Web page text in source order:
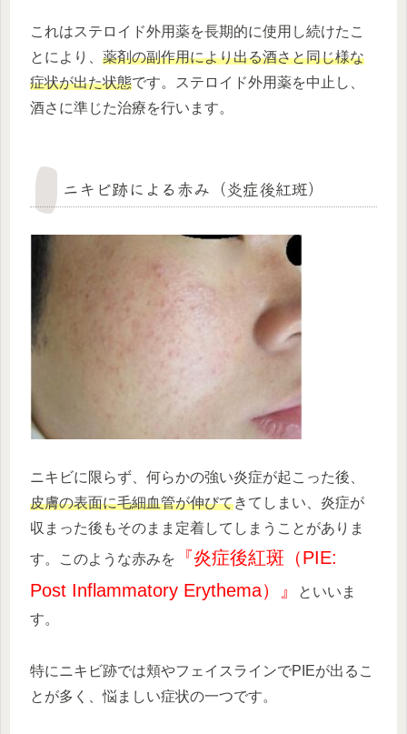
これはステロイド外用薬を長期的に使用し続けたこ
とにより、 薬剤の副作用により出る酒さと同じ様な
症状が出た状態です。ステロイド外用薬を中止し、
酒さに準じた治療を行います。
ニキビ跡による赤み（炎症後紅斑）
ニキビに限らず、何らかの強い炎症が起こった後、
皮膚の表面に毛細血管が伸びてきてしまい、炎症が
収まった後もそのまま定着してしまうことがありま
す。このような赤みを
『炎症後紅斑（PIE:
Post Inflammatory Erythema）』
といいま
す。
特にニキビ跡では頬やフェイスラインでPIEが出るこ
とが多く、悩ましい症状の一つです。